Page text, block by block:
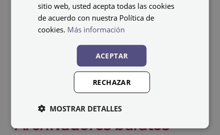
sistemaanti-vuelco, característica a tener en
cuenta cuando se almacenan grandes
momento puede llegar a ser un problema en
la estabilidad del mueble. Sin embargo, con
este sistema, conseguiremos que no se
vuelque en su uso.
Archivadores baratos
sitio web, usted acepta todas las cookies
de acuerdo con nuestra Política de
cookies. Más información
ACEPTAR
RECHAZAR
MOSTRAR DETALLES